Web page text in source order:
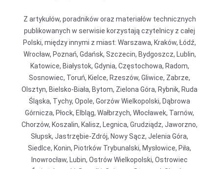
Z artykułów, poradników oraz materiałów technicznych
publikowanych w serwisie korzystają czytelnicy z całej
Polski, między innymi z miast: Warszawa, Kraków, Łódź,
Wrocław, Poznań, Gdańsk, Szczecin, Bydgoszcz, Lublin,
Katowice, Białystok, Gdynia, Częstochowa, Radom,
Sosnowiec, Toruń, Kielce, Rzeszów, Gliwice, Zabrze,
Olsztyn, Bielsko-Biała, Bytom, Zielona Góra, Rybnik, Ruda
Śląska, Tychy, Opole, Gorzów Wielkopolski, Dąbrowa
Górnicza, Płock, Elbląg, Wałbrzych, Włocławek, Tarnów,
Chorzów, Koszalin, Kalisz, Legnica, Grudziądz, Jaworzno,
Słupsk, Jastrzębie-Zdrój, Nowy Sącz, Jelenia Góra,
Siedlce, Konin, Piotrków Trybunalski, Mysłowice, Piła,
Inowrocław, Lubin, Ostrów Wielkopolski, Ostrowiec